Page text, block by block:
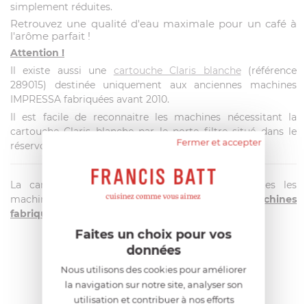
simplement réduites.
Retrouvez une qualité d'eau maximale pour un café à
l'arôme parfait !
Attention !
Il existe aussi une cartouche Claris blanche(référence
289015) destinée uniquement aux anciennes machines
IMPRESSA fabriquées avant 2010.
Il est facile de reconnaitre les machines nécessitant la
cartouche Claris blanche par le porte filtre situé dans le
réservoir. Ce porte-filtre est de couleur noire.
La cartouche Claris bleueest destinée à toutes les
machines de la
ligneA, F,ENA,GIGA 5
& les machines
fabriquées depuis 2010
AIDE AU CHOIX
Fermer et accepter
Faites un choix pour vos
données
Nous utilisons des cookies pour améliorer
la navigation sur notre site, analyser son
utilisation et contribuer à nos efforts